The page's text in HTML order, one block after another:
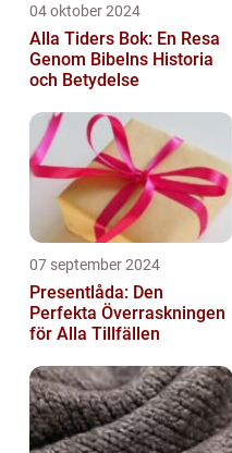
04 oktober 2024
Alla Tiders Bok: En Resa
Genom Bibelns Historia
och Betydelse
07 september 2024
Presentlåda: Den
Perfekta Överraskningen
för Alla Tillfällen